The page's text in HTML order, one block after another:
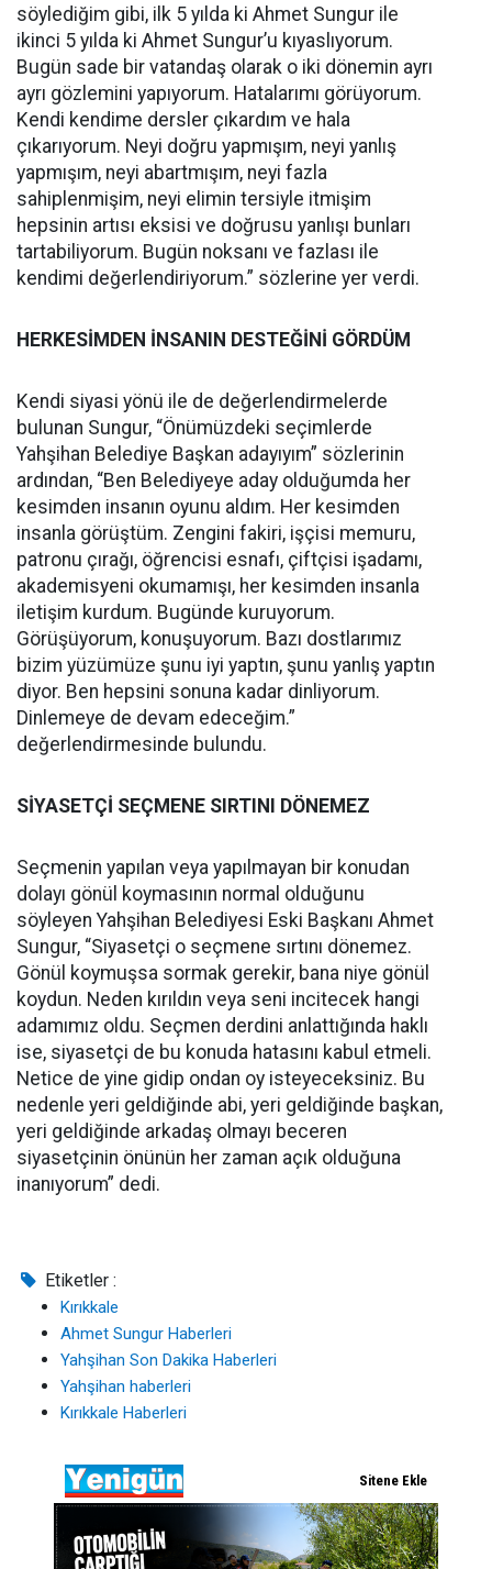
söylediğim gibi, ilk 5 yılda ki Ahmet Sungur ile
ikinci 5 yılda ki Ahmet Sungur’u kıyaslıyorum.
Bugün sade bir vatandaş olarak o iki dönemin ayrı
ayrı gözlemini yapıyorum. Hatalarımı görüyorum.
Kendi kendime dersler çıkardım ve hala
çıkarıyorum. Neyi doğru yapmışım, neyi yanlış
yapmışım, neyi abartmışım, neyi fazla
sahiplenmişim, neyi elimin tersiyle itmişim
hepsinin artısı eksisi ve doğrusu yanlışı bunları
tartabiliyorum. Bugün noksanı ve fazlası ile
kendimi değerlendiriyorum.” sözlerine yer verdi.
HERKESİMDEN İNSANIN DESTEĞİNİ GÖRDÜM
Kendi siyasi yönü ile de değerlendirmelerde
bulunan Sungur, “Önümüzdeki seçimlerde
Yahşihan Belediye Başkan adayıyım” sözlerinin
ardından, “Ben Belediyeye aday olduğumda her
kesimden insanın oyunu aldım. Her kesimden
insanla görüştüm. Zengini fakiri, işçisi memuru,
patronu çırağı, öğrencisi esnafı, çiftçisi işadamı,
akademisyeni okumamışı, her kesimden insanla
iletişim kurdum. Bugünde kuruyorum.
Görüşüyorum, konuşuyorum. Bazı dostlarımız
bizim yüzümüze şunu iyi yaptın, şunu yanlış yaptın
diyor. Ben hepsini sonuna kadar dinliyorum.
Dinlemeye de devam edeceğim.”
değerlendirmesinde bulundu.
SİYASETÇİ SEÇMENE SIRTINI DÖNEMEZ
Seçmenin yapılan veya yapılmayan bir konudan
dolayı gönül koymasının normal olduğunu
söyleyen Yahşihan Belediyesi Eski Başkanı Ahmet
Sungur, “Siyasetçi o seçmene sırtını dönemez.
Gönül koymuşsa sormak gerekir, bana niye gönül
koydun. Neden kırıldın veya seni incitecek hangi
adamımız oldu. Seçmen derdini anlattığında haklı
ise, siyasetçi de bu konuda hatasını kabul etmeli.
Netice de yine gidip ondan oy isteyeceksiniz. Bu
nedenle yeri geldiğinde abi, yeri geldiğinde başkan,
yeri geldiğinde arkadaş olmayı beceren
siyasetçinin önünün her zaman açık olduğuna
inanıyorum” dedi.
Etiketler :
Kırıkkale
Ahmet Sungur Haberleri
Yahşihan Son Dakika Haberleri
Yahşihan haberleri
Kırıkkale Haberleri